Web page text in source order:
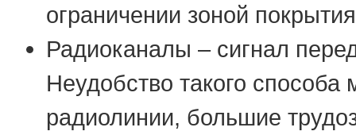
ограничении зоной
Радиоканалы – сигнал
Неудобство такого
радиолинии, большие